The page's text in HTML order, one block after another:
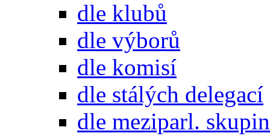
dle klubů
dle výborů
dle komisí
dle stálých delegací
dle meziparl. skupin